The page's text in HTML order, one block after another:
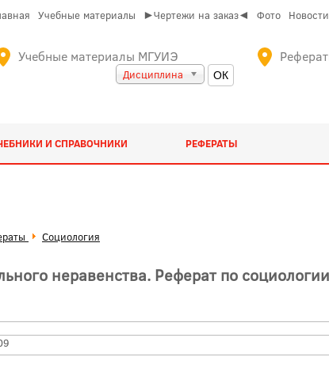
Учебные материалы ►Чертежи на заказ◄ Фото Новости
Учебные материалы МГУИЭ
Дисциплина
И СПРАВОЧНИКИ РЕФЕРАТЫ
Социология
неравенства. Реферат по социологии